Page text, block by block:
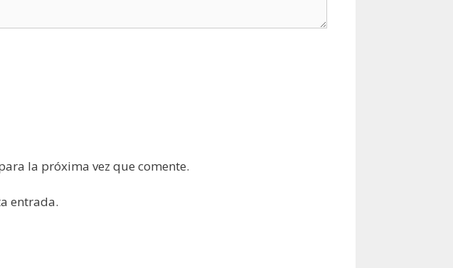
la próxima vez que comente.
entrada.